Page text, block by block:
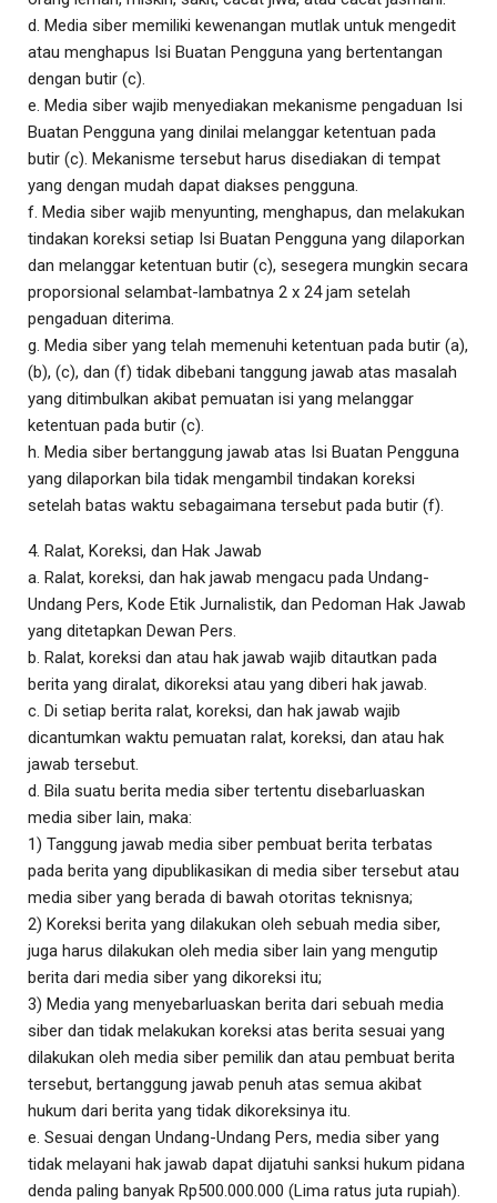
d. Media siber memiliki kewenangan mutlak untuk mengedit
atau menghapus Isi Buatan Pengguna yang bertentangan
dengan butir (c).
e. Media siber wajib menyediakan mekanisme pengaduan Isi
Buatan Pengguna yang dinilai melanggar ketentuan pada
butir (c). Mekanisme tersebut harus disediakan di tempat
yang dengan mudah dapat diakses pengguna.
f. Media siber wajib menyunting, menghapus, dan melakukan
tindakan koreksi setiap Isi Buatan Pengguna yang dilaporkan
dan melanggar ketentuan butir (c), sesegera mungkin secara
proporsional selambat-lambatnya 2 x 24 jam setelah
pengaduan diterima.
g. Media siber yang telah memenuhi ketentuan pada butir (a),
(b), (c), dan (f) tidak dibebani tanggung jawab atas masalah
yang ditimbulkan akibat pemuatan isi yang melanggar
ketentuan pada butir (c).
h. Media siber bertanggung jawab atas Isi Buatan Pengguna
yang dilaporkan bila tidak mengambil tindakan koreksi
setelah batas waktu sebagaimana tersebut pada butir (f).
4. Ralat, Koreksi, dan Hak Jawab
a. Ralat, koreksi, dan hak jawab mengacu pada Undang-
Undang Pers, Kode Etik Jurnalistik, dan Pedoman Hak Jawab
yang ditetapkan Dewan Pers.
b. Ralat, koreksi dan atau hak jawab wajib ditautkan pada
berita yang diralat, dikoreksi atau yang diberi hak jawab.
c. Di setiap berita ralat, koreksi, dan hak jawab wajib
dicantumkan waktu pemuatan ralat, koreksi, dan atau hak
jawab tersebut.
d. Bila suatu berita media siber tertentu disebarluaskan
media siber lain, maka:
1) Tanggung jawab media siber pembuat berita terbatas
pada berita yang dipublikasikan di media siber tersebut atau
media siber yang berada di bawah otoritas teknisnya;
2) Koreksi berita yang dilakukan oleh sebuah media siber,
juga harus dilakukan oleh media siber lain yang mengutip
berita dari media siber yang dikoreksi itu;
3) Media yang menyebarluaskan berita dari sebuah media
siber dan tidak melakukan koreksi atas berita sesuai yang
dilakukan oleh media siber pemilik dan atau pembuat berita
tersebut, bertanggung jawab penuh atas semua akibat
hukum dari berita yang tidak dikoreksinya itu.
e. Sesuai dengan Undang-Undang Pers, media siber yang
tidak melayani hak jawab dapat dijatuhi sanksi hukum pidana
denda paling banyak Rp500.000.000 (Lima ratus juta rupiah).